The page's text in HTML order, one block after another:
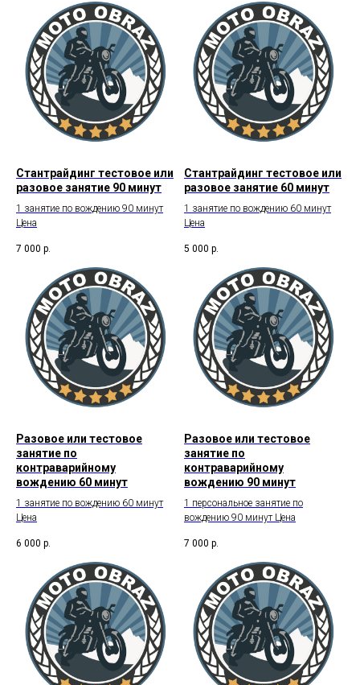
Стантрайдинг тестовое или
разовое занятие 90 минут
1 занятие по вождению 90 минут
Цена
7 000 р.
Стантрайдинг тестовое или
разовое занятие 60 минут
1 занятие по вождению 60 минут
Цена
5 000 р.
Разовое или тестовое
занятие по
контраварийному
вождению 60 минут
1 занятие по вождению 60 минут
Цена
6 000 р.
Разовое или тестовое
занятие по
контраварийному
вождению 90 минут
1 персональное занятие по
вождению 90 минут Цена
7 000 р.